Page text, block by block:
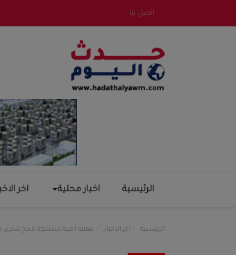
اتصل بنا
الرئيسية اخبار محلية اخر
الرئيسية اخر الاخبار عملية أمنية مشتركة تنجح